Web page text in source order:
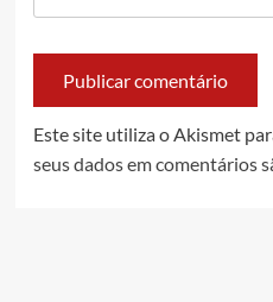
Este site utiliza o Akismet
seus dados em comentários